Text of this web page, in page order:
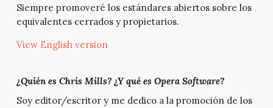
Siempre promoveré los estándares abiertos sobre los
equivalentes cerrados y propietarios.
View English version
¿Quién es Chris Mills? ¿Y qué es Opera Software?
Soy editor/escritor y me dedico a la promoción de los